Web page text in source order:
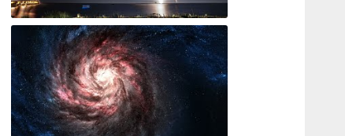
SpaceX launch to the International Space Station